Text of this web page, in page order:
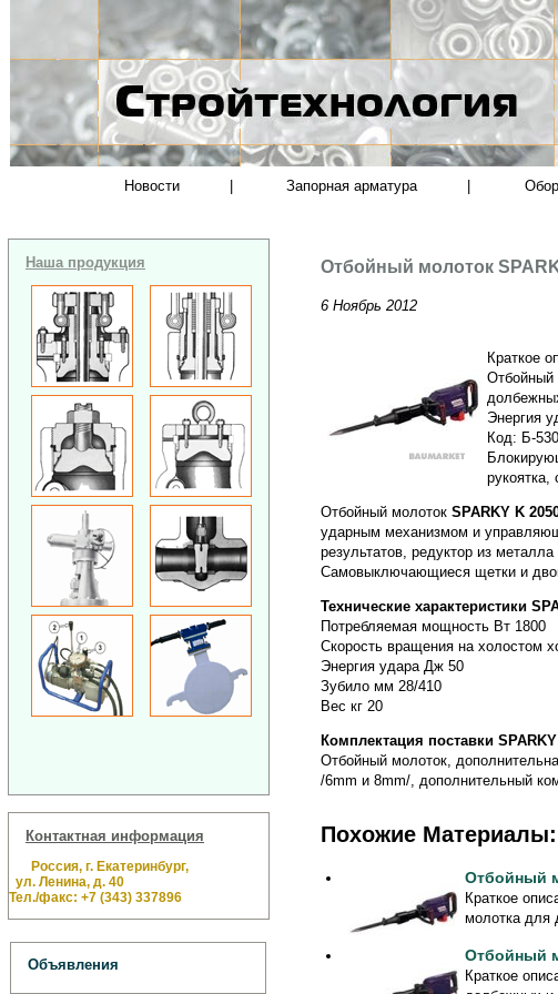
Новости Запорная арматура
Наша продукция
Контактная информация
Россия, г. Екатеринбург,
ул. Ленина, д. 40
Тел./факс: +7 (343) 337896
Объявления
Отбойный молоток
6 Ноябрь 2012
Краткое
Отбойный
Энергия
Код: Б-
Отбойный молотокSPARKY K
ударным механизмом и
результатов, редуктор из
Самовыключающиеся щетки и
Технические характеристики
Потребляемая мощность Вт 1800
Скорость вращения на холостом
Энергия удара Дж 50
Зубило мм 28/410
Вес кг 20
Комплектация поставки
Отбойный молоток,
/6mm и 8mm/, дополнительный
Похожие Материалы:
Отбойный
Краткое
молотка
Отбойный
Краткое